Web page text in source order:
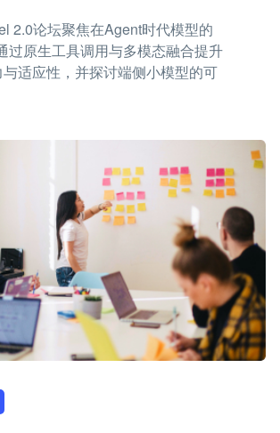
2.0论坛聚焦在Agent时代模型的
过原生工具调用与多模态融合提升
适应性，并探讨端侧小模型的可